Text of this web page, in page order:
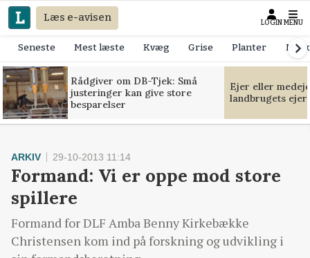
Læs e-avisen LOGIN MENU
Seneste Mest læste Kvæg Grise Planter
Rådgiver om DB-Tjek: Små
justeringer kan give store
besparelser
Ejer eller
landbrugets
ARKIV 29-10-2013 11:14
Formand: Vi er oppe mod store
spillere
Formand for DLF Amba Benny Kirkebække
Christensen kom ind på forskning og udvikling i